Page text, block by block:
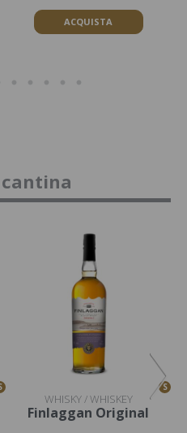
ACQUISTA
S
WHISKY / WHISKEY
Finlaggan Original